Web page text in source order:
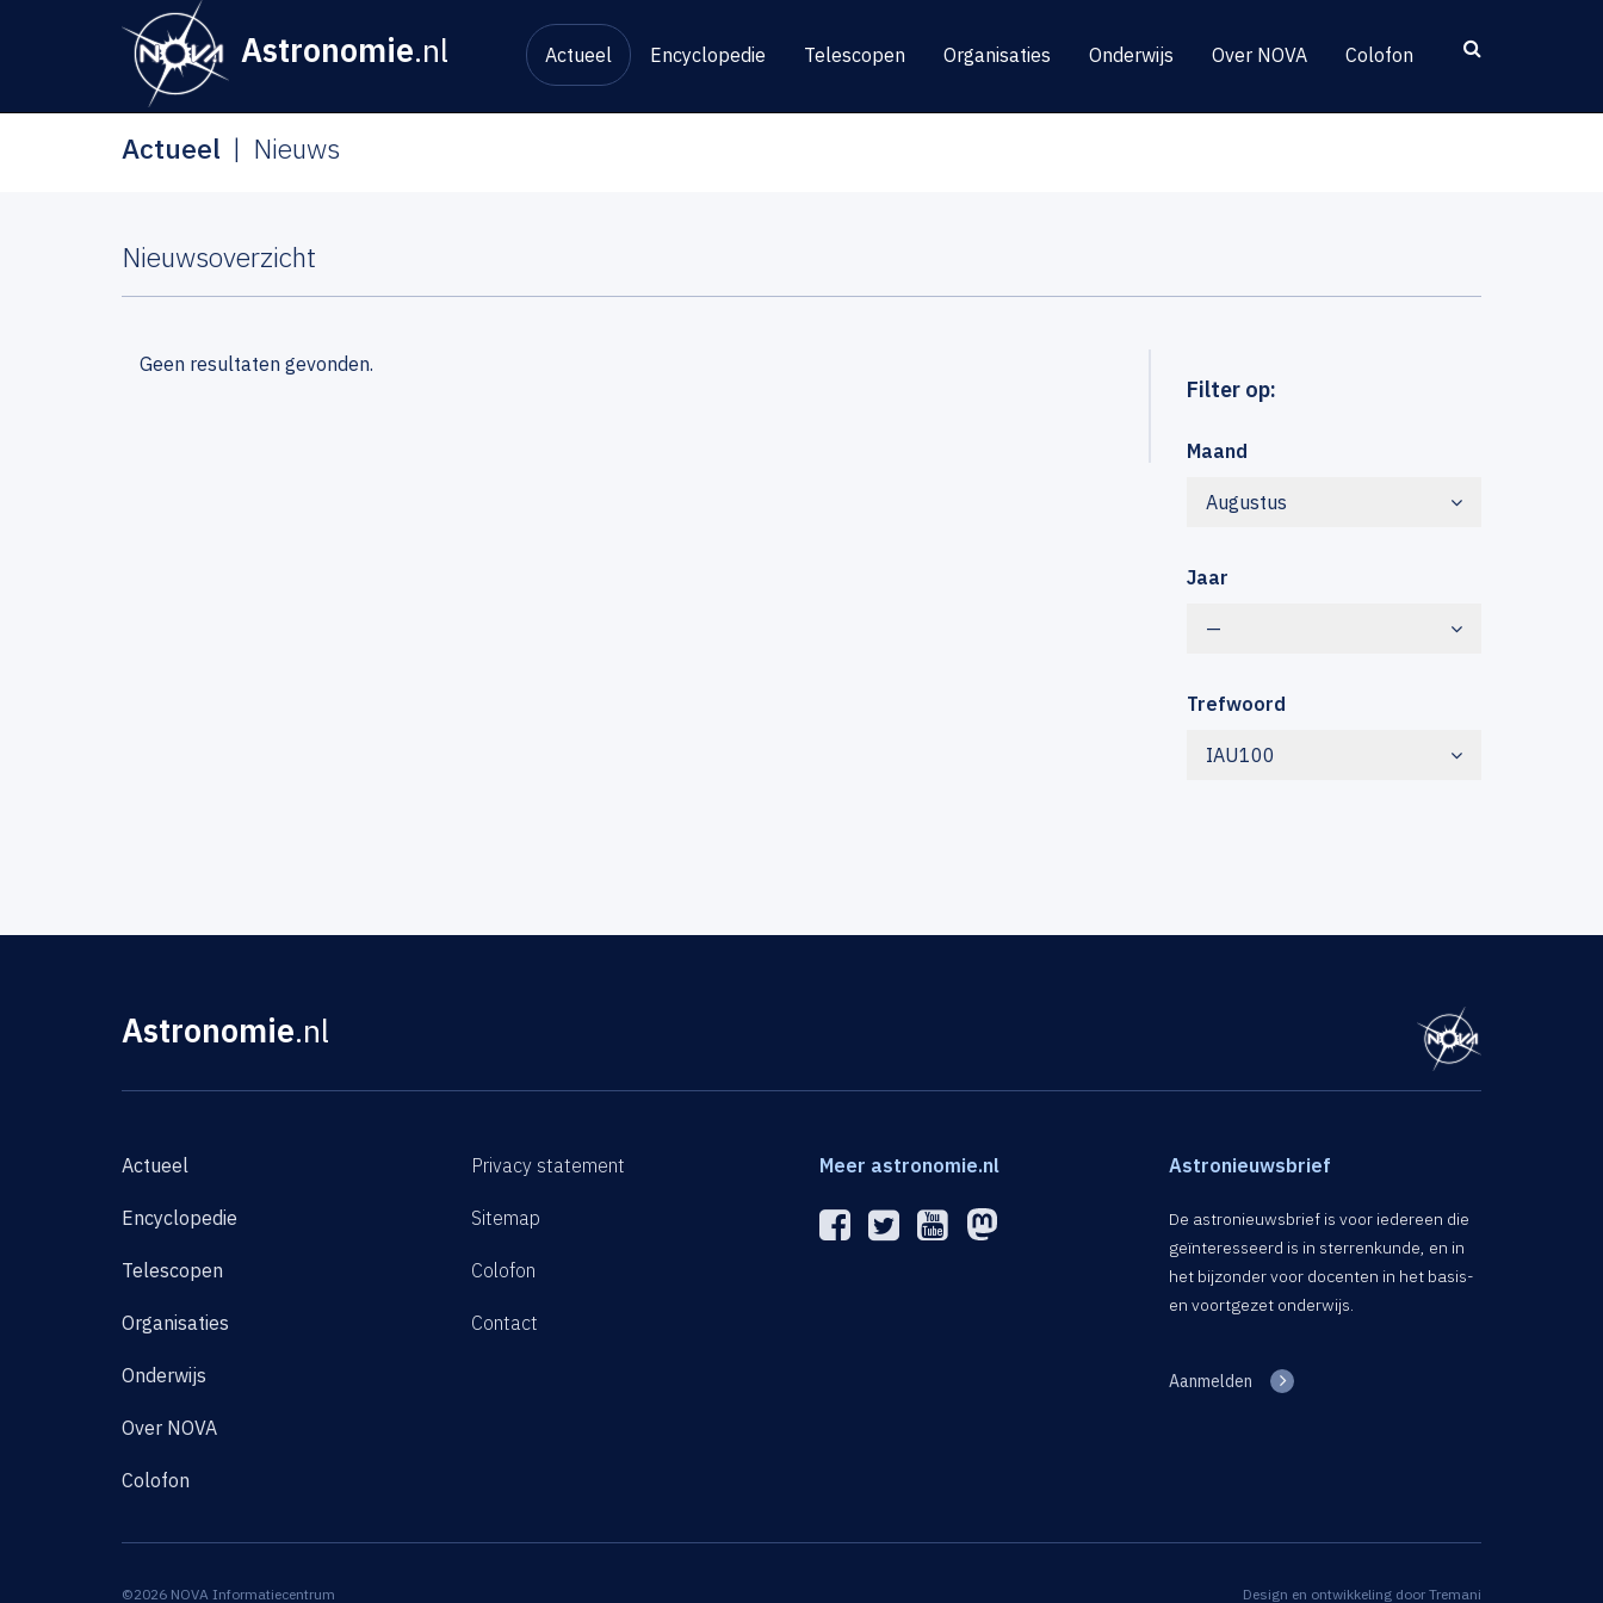
Astronomie.nl Actueel Encyclopedie Telescopen Organisaties Onderwijs Over NOVA Colofon
Actueel Nieuws
Nieuwsoverzicht
Filter op:
Maand
Augustus
Jaar
—
Trefwoord
IAU100
Geen resultaten gevonden.
Astronomie.nl
Actueel
Encyclopedie
Telescopen
Organisaties
Onderwijs
Over NOVA
Colofon
Privacy statement
Sitemap
Colofon
Contact
Meer astronomie.nl Astronieuwsbrief
De astronieuwsbrief is voor iedereen die
geïnteresseerd is in sterrenkunde, en in
het bijzonder voor docenten in het basis-
en voortgezet onderwijs.
Aanmelden
©2026 NOVA Informatiecentrum Design en ontwikkeling door Tremani